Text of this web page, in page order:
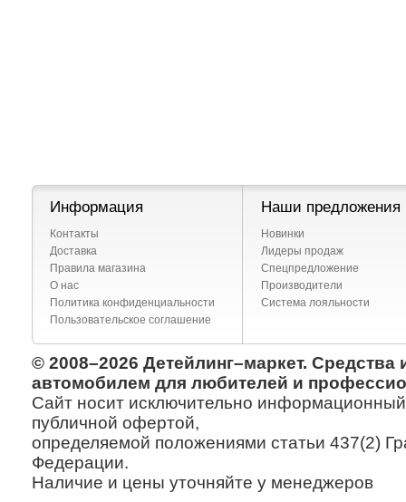
Информация
Контакты
Доставка
Правила магазина
О нас
Политика конфиденциальности
Пользовательское соглашение
Наши предложения
Новинки
Лидеры продаж
Спецпредложение
Производители
Система лояльности
© 2008–2026 Детейлинг–маркет. Средства
автомобилем для любителей и
Сайт носит исключительно информационный
публичной офертой,
определяемой положениями статьи 437(2)
Федерации.
Наличие и цены уточняйте у менеджеров